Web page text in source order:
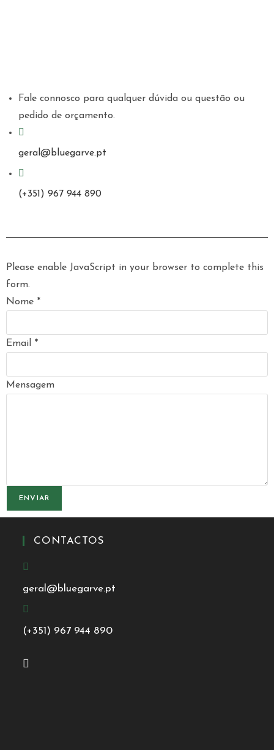
Fale connosco para qualquer dúvida ou questão ou
pedido de orçamento.
geral@bluegarve.pt
(+351) 967 944 890
Please enable JavaScript in your browser to complete this
form.
Nome *
Email *
Mensagem
ENVIAR
CONTACTOS
geral@bluegarve.pt
(+351) 967 944 890